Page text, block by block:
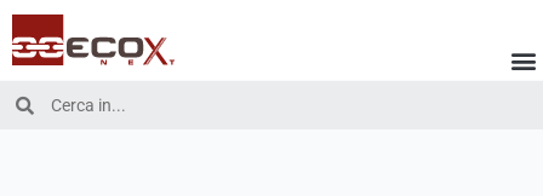
Vai
al
contenuto
Cerca Cerca